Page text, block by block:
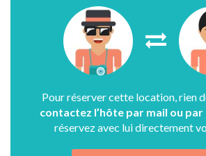
Pour réserver cette location, rien
contactez l’hôte par mail ou
réservez avec lui directement